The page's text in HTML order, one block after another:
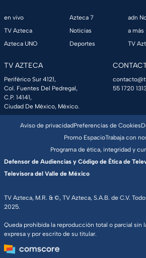
en vivo
TV Azteca
Azteca UNO
Azteca 7
Noticias
Deportes
adn
a más
TV
TV AZTECA
Periférico Sur 4121,
Col. Fuentes Del Pedregal,
C.P. 14141,
Ciudad De México, México.
55 1720
TV Azteca, M.R. & ©, TV Azteca, S.A.B. de C.V.
2025.
Queda prohibida la reproducción total o parcial sin
expresa y por escrito de su titular.
Aviso de privacidadPreferencias de Cookies
Promo EspacioTrabaja con
Programa de ética, integridad y
Defensor de Audiencias y Código de Ética de
Televisora del Valle de México